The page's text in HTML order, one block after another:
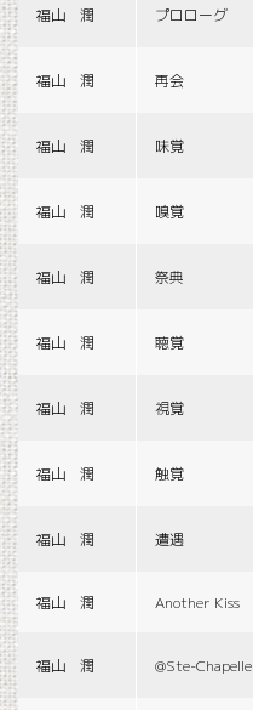
福山 潤 プロローグ
福山 潤 再会
福山 潤 味覚
福山 潤 嗅覚
福山 潤 祭典
福山 潤 聴覚
福山 潤 視覚
福山 潤 触覚
福山 潤 遭遇
福山 潤 Another Kiss
福山 潤 @Ste-Chapelle